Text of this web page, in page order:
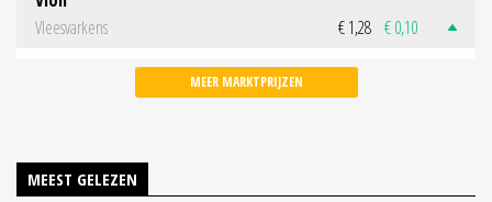
Vleesvarkens
€ 1,28 € 0,10
MEER MARKTPRIJZEN
MEEST GELEZEN